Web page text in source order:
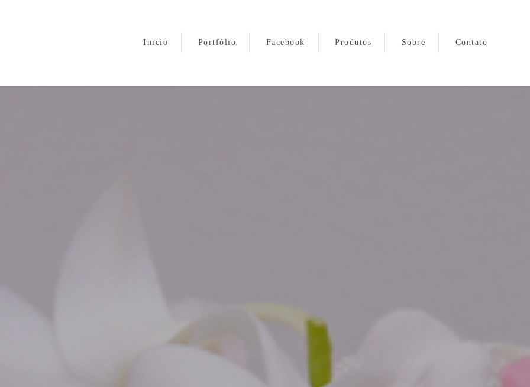
Inicio Portfólio Facebook Produtos Sobre Contato